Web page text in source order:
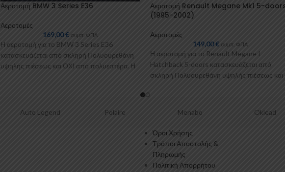
Αεροτομή BMW 3 Series E36
Αεροτομές
169,00€ συμπ. ΦΠΑ
Η αεροτομή για το BMW 3 Series E36
κατασκευάζεται από σκληρή Πολυουρεθάνη
υψηλής πιέσεως και ΟΧΙ από πολυεστέρα. Η
Αεροτομή Renault Megane Mk1 5-
(1995-2002)
Αεροτομές
149,00€ συμπ. ΦΠΑ
Η αεροτομή για το Renault Megane I
Hatchback 5-doors κατασκευάζεται από
σκληρή Πολυουρεθάνη υψηλής πιέσεως και
Auto Legend Polaire Menabo Oklead
Όροι Χρήσης
Τρόποι Αποστολής &
Πληρωμής
Πολιτική Απορρήτου